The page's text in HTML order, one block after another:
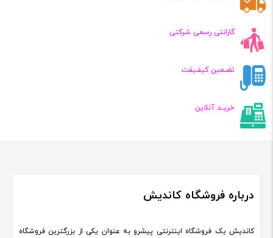
گارانتی رسمی شرکتی
تضـمین کیفـیفت
خریــد آنلاین
درباره فروشگاه کاندیش
کاندیش یک فروشگاه اینترنتی پیشرو به عنوان یکی از بزرگترین فروشگاه